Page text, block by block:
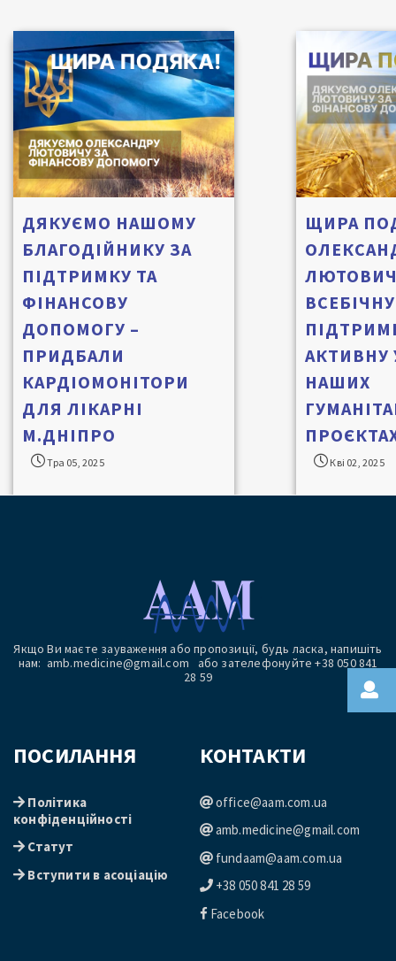
ДЯКУЄМО НАШОМУ
БЛАГОДІЙНИКУ ЗА
ПІДТРИМКУ ТА
ФІНАНСОВУ
ДОПОМОГУ –
ПРИДБАЛИ
КАРДІОМОНІТОРИ
ДЛЯ ЛІКАРНІ
М.ДНІПРО
Тра 05, 2025
ЩИРА
ВСЕБІЧНУ
АКТИВНУ
НАШИХ
Кві 02, 2025
Якщо Ви маєте зауваження або пропозиції, будь ласка, напишіть
нам: amb.medicine@gmail.com або зателефонуйте +38 050 841
28 59
ПОСИЛАННЯ
Політика
конфіденційності
Статут
Вступити в асоціацію
КОНТАКТИ
office@aam.com.ua
amb.medicine@gmail.com
fundaam@aam.com.ua
+38 050 841 28 59
Facebook